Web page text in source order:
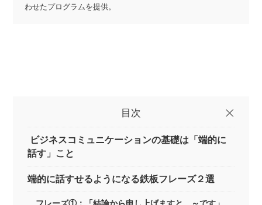
わせたプログラムを提供。
目次
ビジネスコミュニケーションの基礎は「端的に
話す」こと
端的に話すせるようになる鉄板フレーズ２選